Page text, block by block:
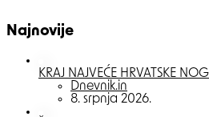
Najnovije
KRAJ NAJVEĆE HRVATSKE
Posted
Dnevnik.in
8. srpnja 2026.